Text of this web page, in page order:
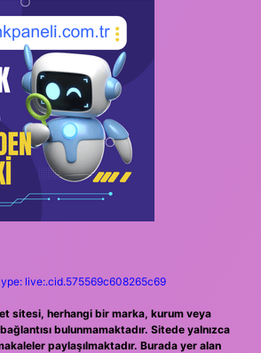
live:.cid.575569c608265c69
sitesi, herhangi bir marka, kurum veya
bulunmamaktadır. Sitede yalnızca
paylaşılmaktadır. Burada yer alan